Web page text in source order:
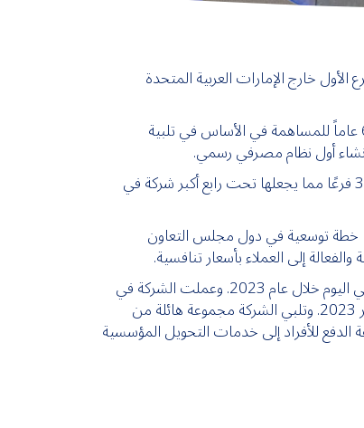
من شركة الأنصاري للخدمات المالية ش. م. ع. (المجموعة)، في 2002 باعتبارها الفرع الأول خارج الإمارات العربية المتحدة
بدأت الشركة أعمالها في الإمارات العربية المتحدة والذي يمثل امتداداً للنمو الملحوظ الذي تشهده الأعمال التجارية منذ ما يقارب 60 عاماً للمساهمة في الأساس في تلبية
أول نظام مصرفي رسمي.
ومع استحواذ المجموعة على شركة عمان للصرافة، وهي شركة صرافة رائدة في الكويت، تمتلك الأنصاري للصرافة في الكويت حاليًا 37 فرعًا مما يجعلها تحت رابع أكبر شركة في
المتحدة والكويت، ولديها خطة توسعية في دول مجلس التعاون
حققت الأنصاري للصرافة زيادة هائلة على مدار السنة في الحوالات الصادرة من خلال شبكتها، وصلت تقريبًا إلى 134,000 معاملة في اليوم خلال عام 2023. وعملت الشركة في
الوقت ذاته على توسيع مجموعة خدماتها لتضم الحلول الرقمية، والتي أسهمت بحوالي 27.5% من إجمالي المعاملات كما في ديسمبر 2023. وتلبي الشركة مجموعة هائلة من
للأفراد إلى خدمات التحويل المؤسسية